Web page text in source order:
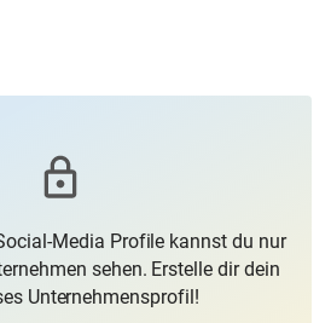
Media Profile kannst du nur
sehen. Erstelle dir dein
Unternehmensprofil!